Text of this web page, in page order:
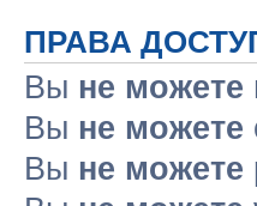
ПРАВА
Вы не можете
Вы не можете
Вы не можете